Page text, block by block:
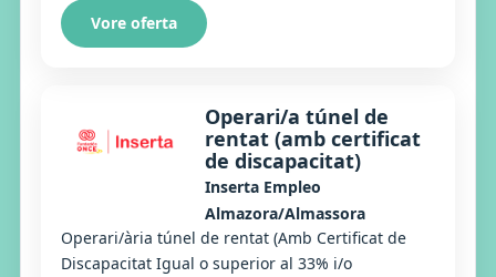
Vore oferta
Operari/a túnel de
rentat (amb certificat
de discapacitat)
Inserta Empleo
Almazora/Almassora
Operari/ària túnel de rentat (Amb Certificat de
Discapacitat Igual o superior al 33% i/o